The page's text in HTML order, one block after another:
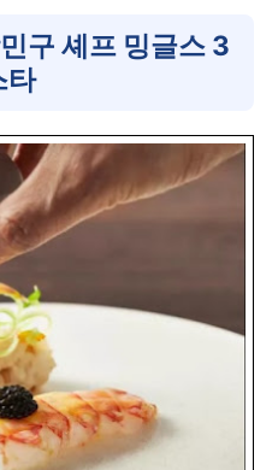
구 셰프 밍글스 3
타